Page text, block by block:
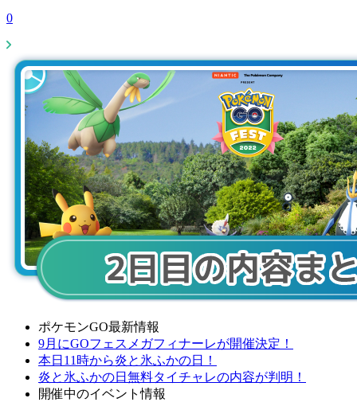
0
ポケモンGO最新情報
9月にGOフェスメガフィナーレが開催決定！
本日11時から炎と氷ふかの日！
炎と氷ふかの日無料タイチャレの内容が判明！
開催中のイベント情報